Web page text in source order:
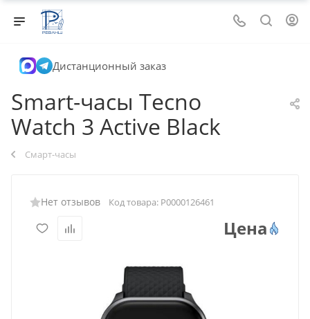
Дистанционный заказ
Smart-часы Tecno
Watch 3 Active Black
Смарт-часы
Нет отзывов Код товара: Р0000126461
Цена